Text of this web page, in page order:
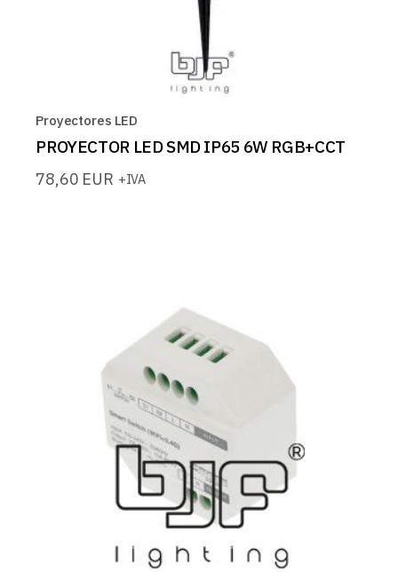
Proyectores LED
PROYECTOR LED SMD IP65 6W RGB+CCT
78,60 EUR +IVA